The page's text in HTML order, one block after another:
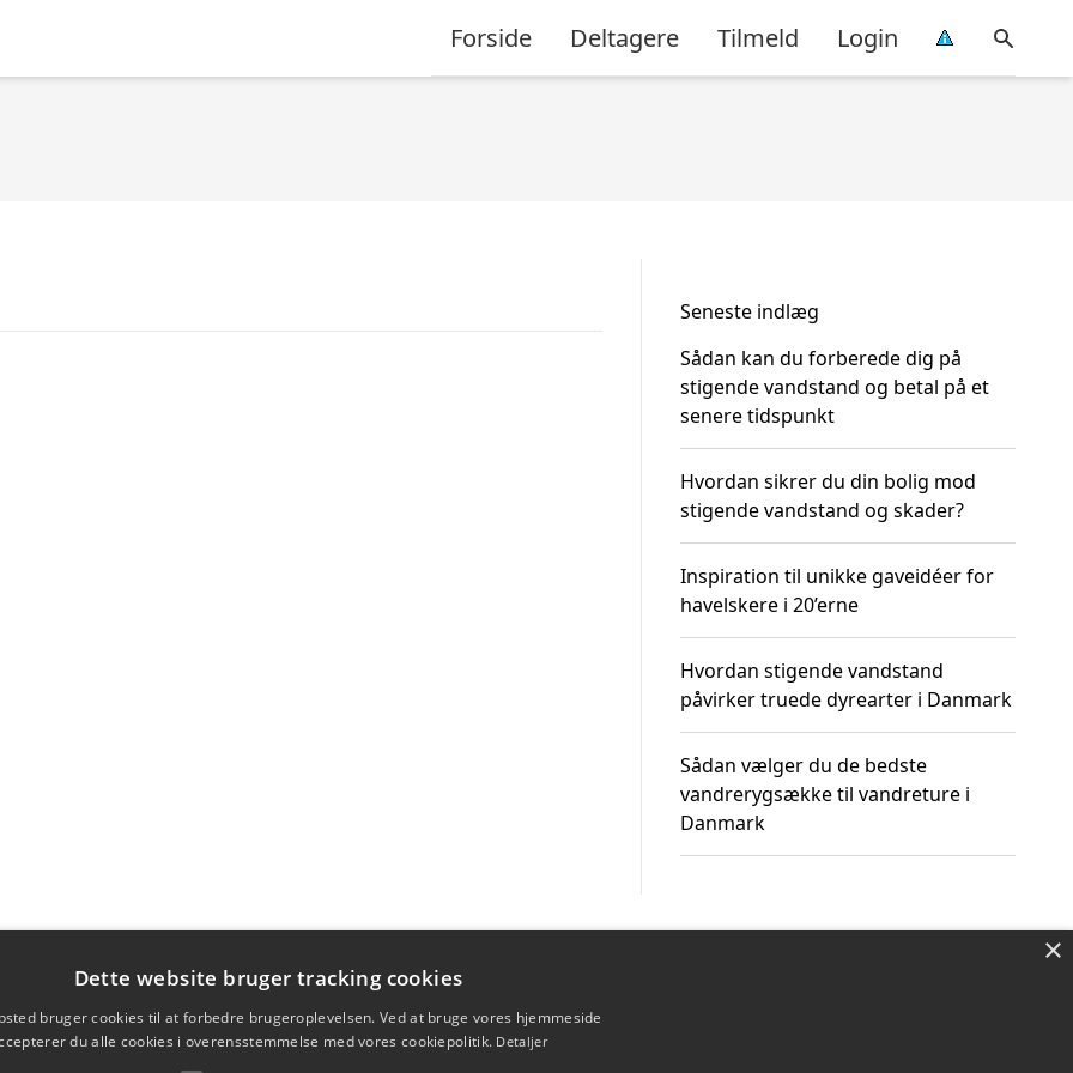
Forside Deltagere Tilmeld Login
Seneste indlæg
Sådan kan du forberede dig på
stigende vandstand og betal på et
senere tidspunkt
Hvordan sikrer du din bolig mod
stigende vandstand og skader?
Inspiration til unikke gaveidéer for
havelskere i 20’erne
Hvordan stigende vandstand
påvirker truede dyrearter i Danmark
Sådan vælger du de bedste
vandrerygsække til vandreture i
Danmark
×
Dette website bruger tracking cookies
bruger cookies til at forbedre brugeroplevelsen. Ved at bruge vores hjemmeside
du alle cookies i overensstemmelse med vores cookiepolitik. Detaljer